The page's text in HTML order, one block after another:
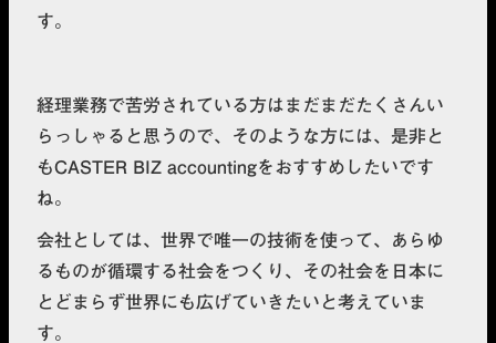
す。
経理業務で苦労されている方はまだまだたくさんい
らっしゃると思うので、そのような方には、是非と
もCASTER BIZ accountingをおすすめしたいです
ね。
会社としては、世界で唯一の技術を使って、あらゆ
るものが循環する社会をつくり、その社会を日本に
とどまらず世界にも広げていきたいと考えていま
す。